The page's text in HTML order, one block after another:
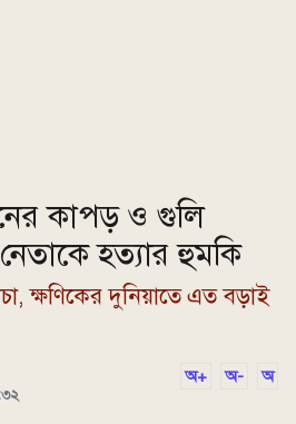
কাপড় ও গুলি
হত্যার হুমকি
ক্ষণিকের দুনিয়াতে এত বড়াই
অ+ অ- অ